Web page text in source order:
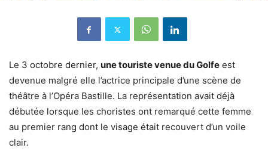
Le 3 octobre dernier, une touriste venue du Golfe est
devenue malgré elle l’actrice principale d’une scène de
théâtre à l’Opéra Bastille. La représentation avait déjà
débutée lorsque les choristes ont remarqué cette femme
au premier rang dont le visage était recouvert d’un voile
clair.